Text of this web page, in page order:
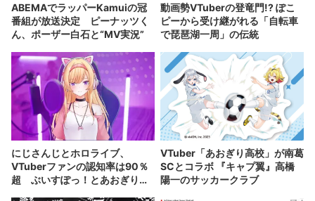
ABEMAでラッパーKamuiの冠
番組が放送決定 ピーナッツく
ん、ポーザー白石と“MV実況”
動画勢VTuberの登竜門!? ぽこ
ピーから受け継がれる「自転車
で琵琶湖一周」の伝統
にじさんじとホロライブ、
VTuberファンの認知率は90％
超 ぶいすぽっ！とあおぎりも7
VTuber「あおぎり高校」が南葛
SCとコラボ 『キャプ翼』高橋
陽一のサッカークラブ